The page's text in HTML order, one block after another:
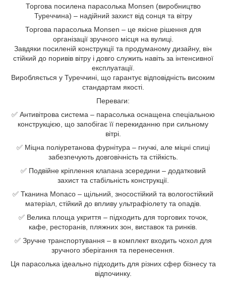
Торгова посилена парасолька Monsen (виробництво
Туреччина) – надійний захист від сонця та вітру
Торгова парасолька Monsen – це якісне рішення для
організації зручного місця на вулиці.
Завдяки посиленій конструкції та продуманому дизайну, він
стійкий до поривів вітру і довго служить навіть за інтенсивної
експлуатації.
Виробляється у Туреччині, що гарантує відповідність високим
стандартам якості.
Переваги:
✅ Антивітрова система – парасолька оснащена спеціальною
конструкцією, що запобігає її перекиданню при сильному
вітрі.
✅ Міцна поліуретанова фурнітура – гнучкі, але міцні спиці
забезпечують довговічність та стійкість.
✅ Подвійне кріплення клапана зсередини – додатковий
захист та стабільність конструкції.
✅ Тканина Monaco – щільний, зносостійкий та вологостійкий
матеріал, стійкий до впливу ультрафіолету та опадів.
✅ Велика площа укриття – підходить для торгових точок,
кафе, ресторанів, пляжних зон, виставок та ринків.
✅ Зручне транспортування – в комплект входить чохол для
зручного зберігання та перенесення.
Ця парасолька ідеально підходить для різних сфер бізнесу та
відпочинку.